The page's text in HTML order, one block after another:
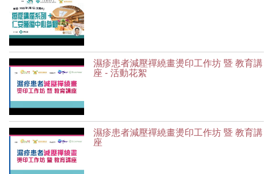
濕疹患者減壓禪繞畫燙印工作坊 暨 教育講
座 - 活動花絮
濕疹患者減壓禪繞畫燙印工作坊 暨 教育講
座